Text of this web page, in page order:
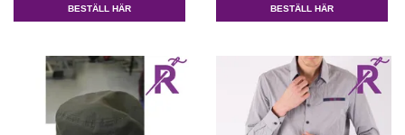
BESTÄLL HÄR BESTÄLL HÄR